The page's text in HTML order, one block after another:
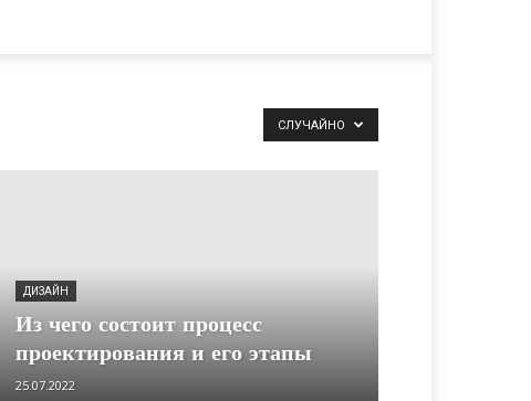
СЛУЧАЙНО
ДИЗАЙН
Из чего состоит процесс
проектирования и его этапы
25.07.2022